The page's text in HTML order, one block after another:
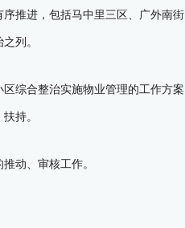
推进，包括马中里三区、广外南街
列。
综合整治实施物业管理的工作方案
持。
动、审核工作。